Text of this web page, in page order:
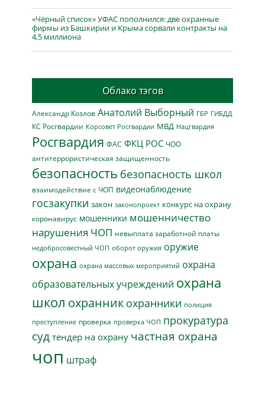
«Чёрный список» УФАС пополнился: две охранные
фирмы из Башкирии и Крыма сорвали контракты на
4,5 миллиона
Облако тэгов
Александр Козлов Анатолий Выборный ГБР ГИБДД
КС Росгвардии Корсовет Росгвардии МВД Нацгвардия
Росгвардия ФАС ФКЦ РОС ЧОО
антитеррористическая защищенность
безопасность безопасность школ
взаимодействие с ЧОП видеонаблюдение
госзакупки закон законопроект конкурс на охрану
коронавирус мошенники мошенничество
нарушения ЧОП невыплата заработной платы
недобросовестный ЧОП оборот оружия оружие
охрана охрана массовых мероприятий охрана
образовательных учреждений охрана
школ охранник охранники полиция
преступление проверка проверка ЧОП прокуратура
суд тендер на охрану частная охрана
чоп штраф